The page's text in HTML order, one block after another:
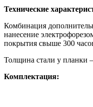
Технические
Комбинация
нанесение
покрытия свыше 300
Толщина стали у планки
Комплектация: